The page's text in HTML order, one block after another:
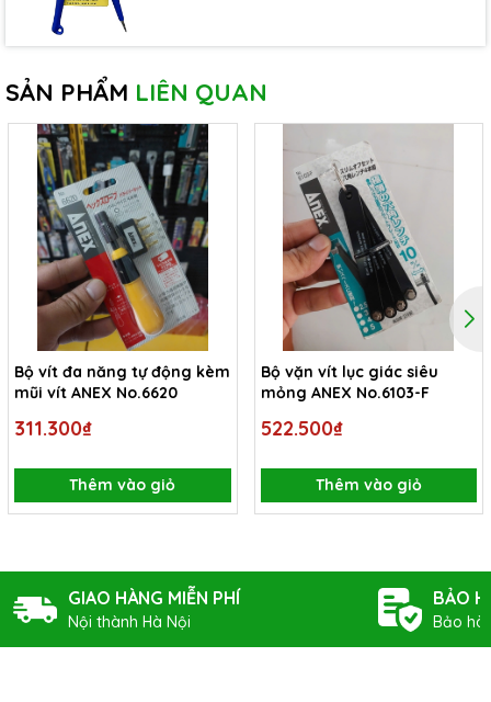
SẢN PHẨM LIÊN QUAN
Bộ vít đa năng tự động kèm
mũi vít ANEX No.6620
311.300₫
Thêm vào giỏ
Bộ vặn vít lục giác siêu
mỏng ANEX No.6103-F
522.500₫
Thêm vào giỏ
GIAO HÀNG MIỄN PHÍ
Nội thành Hà Nội
BẢO
Bảo